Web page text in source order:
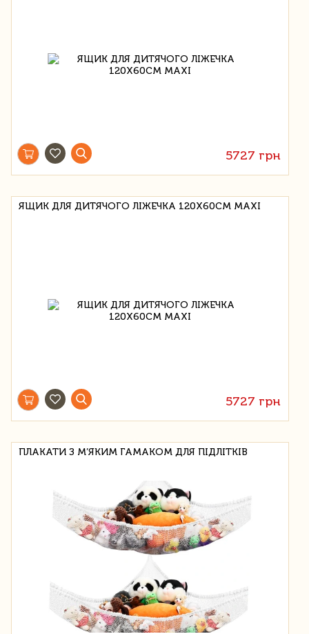
5727 грн
ЯЩИК ДЛЯ ДИТЯЧОГО ЛІЖЕЧКА 120Х60СМ MAXI
5727 грн
ПЛАКАТИ З М’ЯКИМ ГАМАКОМ ДЛЯ ПІДЛІТКІВ